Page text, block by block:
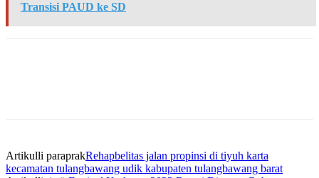
Transisi PAUD ke SD
Artikulli paraprakRehapbelitas jalan propinsi di tiyuh karta
kecamatan tulangbawang udik kabupaten tulangbawang barat